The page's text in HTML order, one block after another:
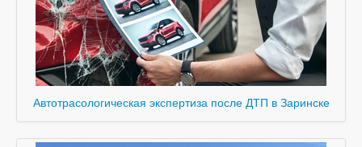
Автотрасологическая экспертиза после ДТП в Заринске